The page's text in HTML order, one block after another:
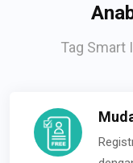
Tag Smart